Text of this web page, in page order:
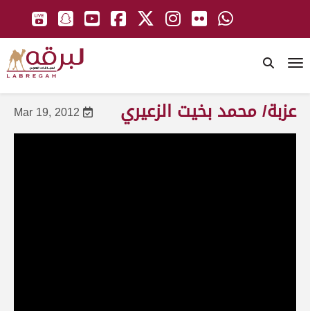
Mar 19, 2012 عزبة/ محمد بخيت الزعيري